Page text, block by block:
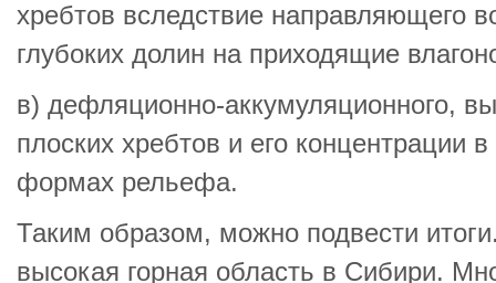
хребтов вследствие направляющего
глубоких долин на приходящие
в) дефляционно-аккумуляционного,
плоских хребтов и его концентрации
формах рельефа.
Таким образом, можно подвести
высокая горная область в Сибири.